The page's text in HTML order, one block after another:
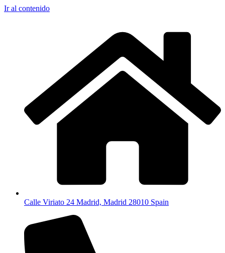
Ir al contenido
Calle Viriato 24 Madrid, Madrid 28010 Spain